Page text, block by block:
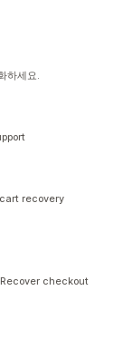
하세요.
recovery
checkout